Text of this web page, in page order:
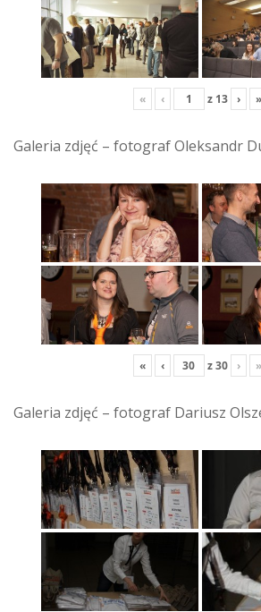
« ‹ z 13 › »
Galeria zdjęć – fotograf Oleksandr
« ‹ z30 › »
Galeria zdjęć – fotograf Dariusz